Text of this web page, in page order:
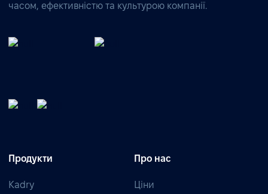
часом, ефективністю та культурою компанії.
Продукти
Kadry
Про нас
Ціни